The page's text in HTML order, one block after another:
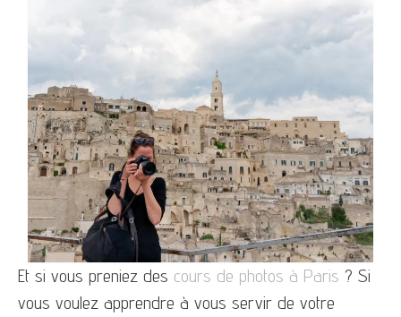
Et si vous preniez des cours de photos à Paris ? Si
vous voulez apprendre à vous servir de votre